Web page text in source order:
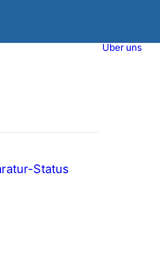
Status
Über uns